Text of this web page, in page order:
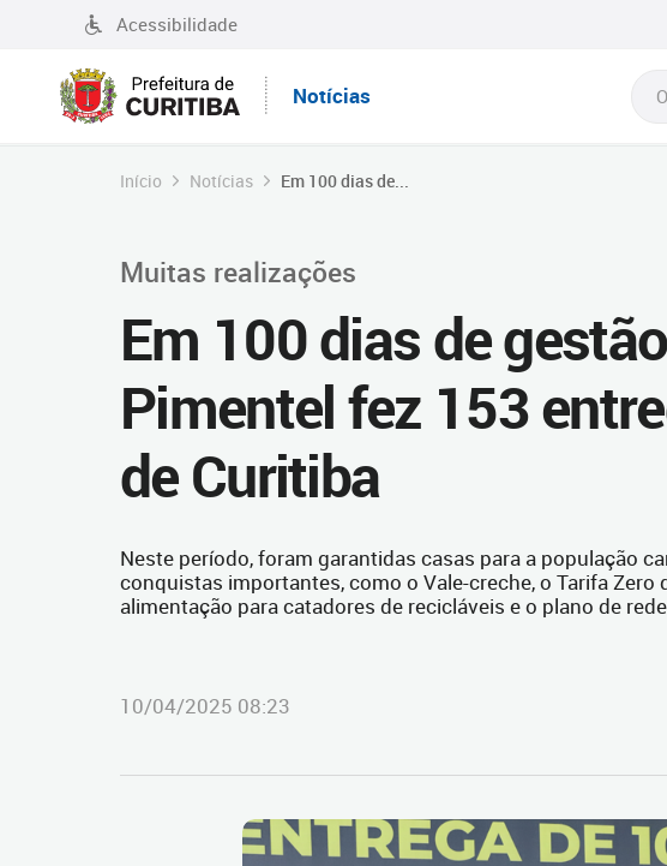
Acessibilidade
Notícias
Início Notícias Em 100 dias de...
Muitas realizações
Em 100 dias de
Pimentel fez 153
de Curitiba
Neste período, foram garantidas casas para a população
conquistas importantes, como o Vale-creche, o Tarifa Zero
alimentação para catadores de recicláveis e o plano de
10/04/2025 08:23